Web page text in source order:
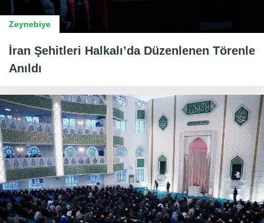
Zeynebiye
İran Şehitleri Halkalı’da Düzenlenen Törenle
Anıldı